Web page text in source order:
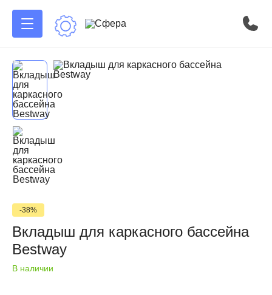
-38%
Вкладыш для каркасного бассейна
Bestway
В наличии